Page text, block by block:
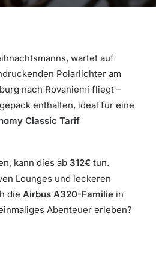
wartet auf
Polarlichter am
nach Rovaniemi fliegt –
enthalten, ideal für eine
Classic Tarif
kann dies ab 312€ tun.
Lounges und leckeren
die Airbus A320-Familie in
Abenteuer erleben?